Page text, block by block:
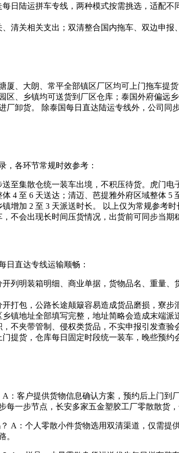
日陆运拼车专线，两种模式按需挑选，适配
清关相关支出；双清整合国内拖车、双边申
、大朗、常平全部镇区厂区均可上门拖车提
、乡镇均可送货到厂区仓库；泰国外府偏远
卸货。 除泰国每日直达陆运专线外，公司
，各环节常规时效参考：
至集散仓统一装车出境，不积压待货。虎门电
4 至 6 天送达；清迈、芭提雅外府区域整体 5
增加 2 至 3 天派送时长。 以上仅为常规参考
不会出现长时间压货情况，出货前可同步当期
日直达专线运输顺畅：
列明装箱明细、商业单据，货物品名、重量
打包，公路长途颠簸容易造成货品磨损，寮
镇地址全部填写完整，地址简略会造成末端派
不夹带管制、侵权类货品，不实申报引发查
提货，仓库每日固定时段统一装车，晚些预
：客户提供货物信息确认方案，预约后上门
一步节点，长安多家五金塑胶工厂零散散货
A：个人零散小件货物选用双清渠道，仅需
。